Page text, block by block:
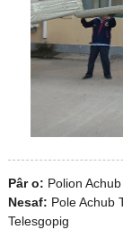
Pâr o: Polion
Nesaf: Pole Achub
Telesgopig